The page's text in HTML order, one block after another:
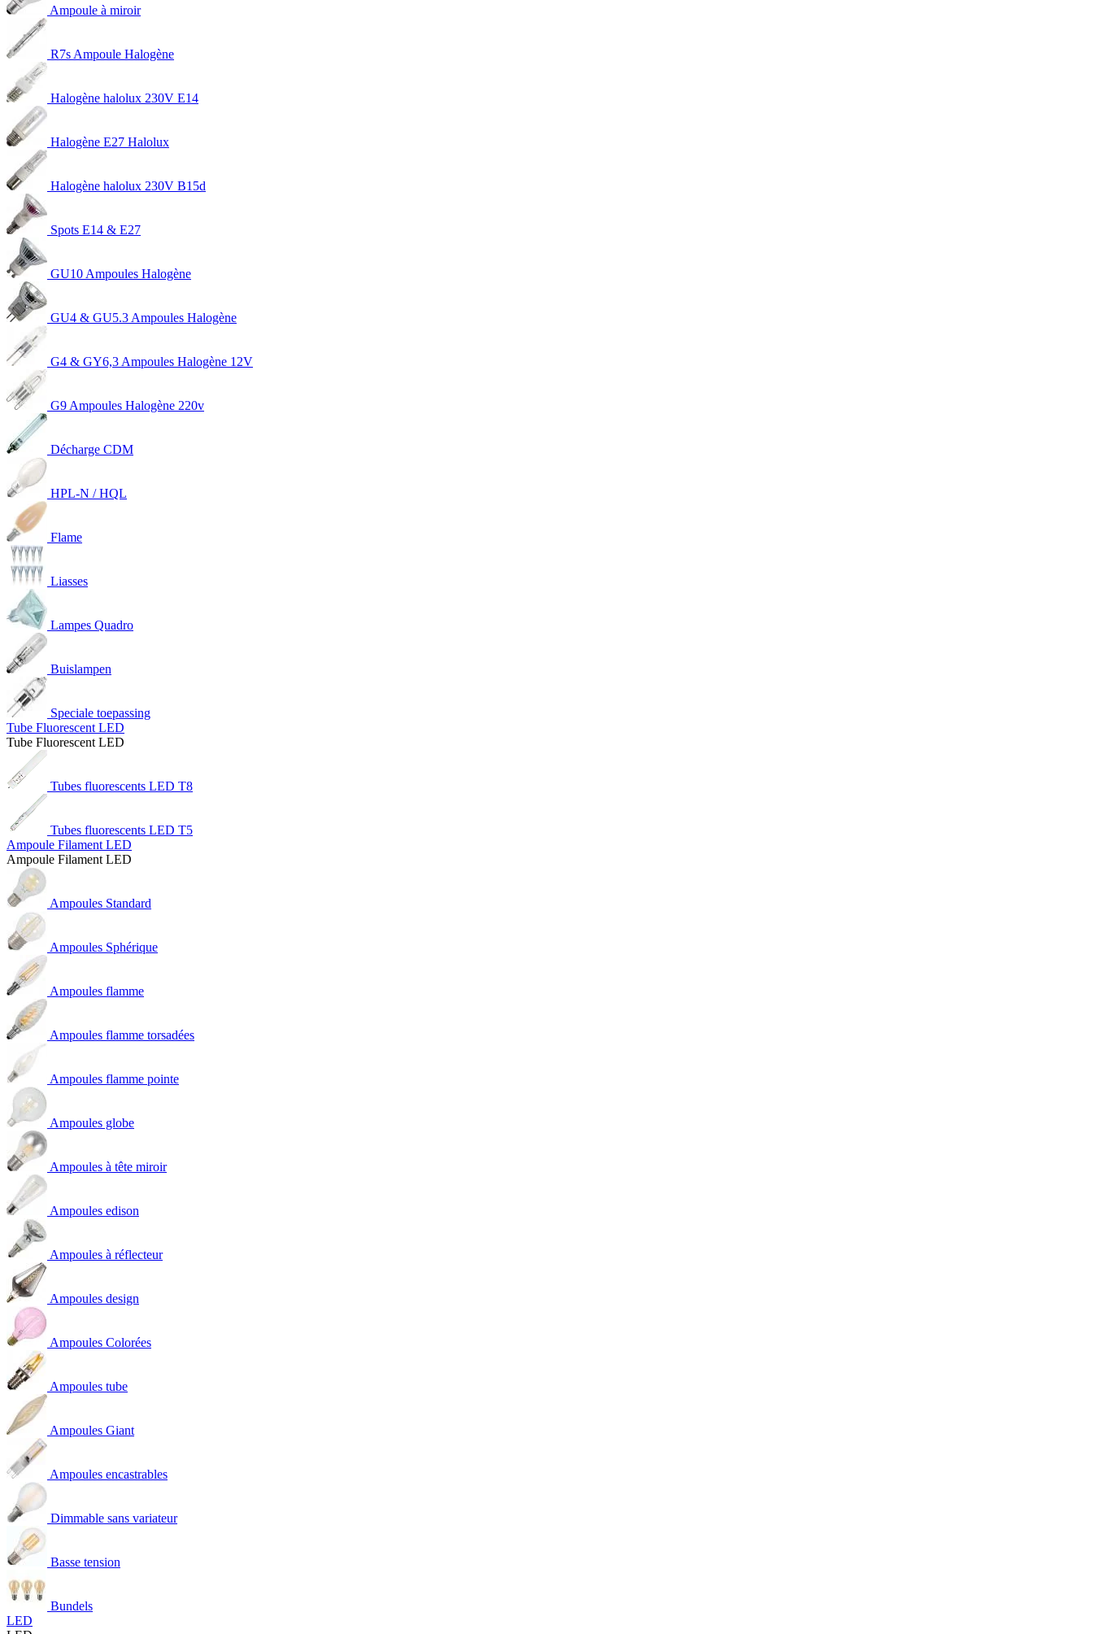
Ampoule à miroir
R7s Ampoule Halogène
Halogène halolux 230V E14
Halogène E27 Halolux
Halogène halolux 230V B15d
Spots E14 & E27
GU10 Ampoules Halogène
GU4 & GU5.3 Ampoules Halogène
G4 & GY6,3 Ampoules Halogène 12V
G9 Ampoules Halogène 220v
Décharge CDM
HPL-N / HQL
Flame
Liasses
Lampes Quadro
Buislampen
Speciale toepassing
Tube Fluorescent LED
Tube Fluorescent LED
Tubes fluorescents LED T8
Tubes fluorescents LED T5
Ampoule Filament LED
Ampoule Filament LED
Ampoules Standard
Ampoules Sphérique
Ampoules flamme
Ampoules flamme torsadées
Ampoules flamme pointe
Ampoules globe
Ampoules à tête miroir
Ampoules edison
Ampoules à réflecteur
Ampoules design
Ampoules Colorées
Ampoules tube
Ampoules Giant
Ampoules encastrables
Dimmable sans variateur
Basse tension
Bundels
LED